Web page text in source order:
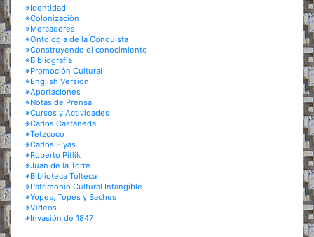
※Identidad
※Colonización
※Mercaderes
※Ontología de la Conquista
※Construyendo el conocimiento
※Bibliografía
※Promoción Cultural
※English Version
※Aportaciones
※Notas de Prensa
※Cursos y Actividades
※Carlos Castaneda
※Tetzcoco
※Carlos Elyas
※Roberto Pitlik
※Juan de la Torre
※Biblioteca Tolteca
※Patrimonio Cultural Intangible
※Yopes, Topes y Baches
※Videos
※Invasión de 1847